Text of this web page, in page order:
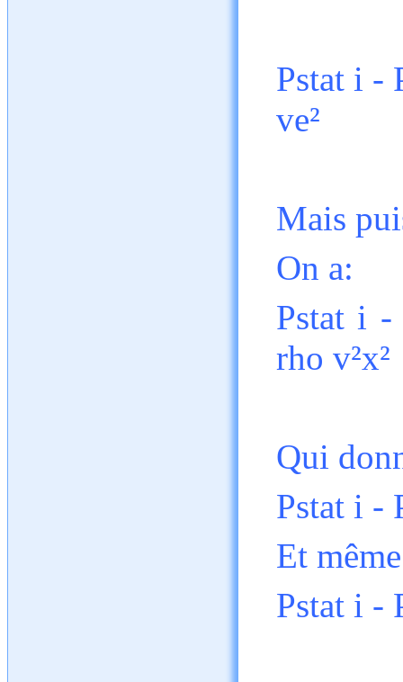
Pstat i -
ve²
Mais
On a:
Pstat i -
rho v²x²
Qui
Pstat i -
Et
Pstat i -